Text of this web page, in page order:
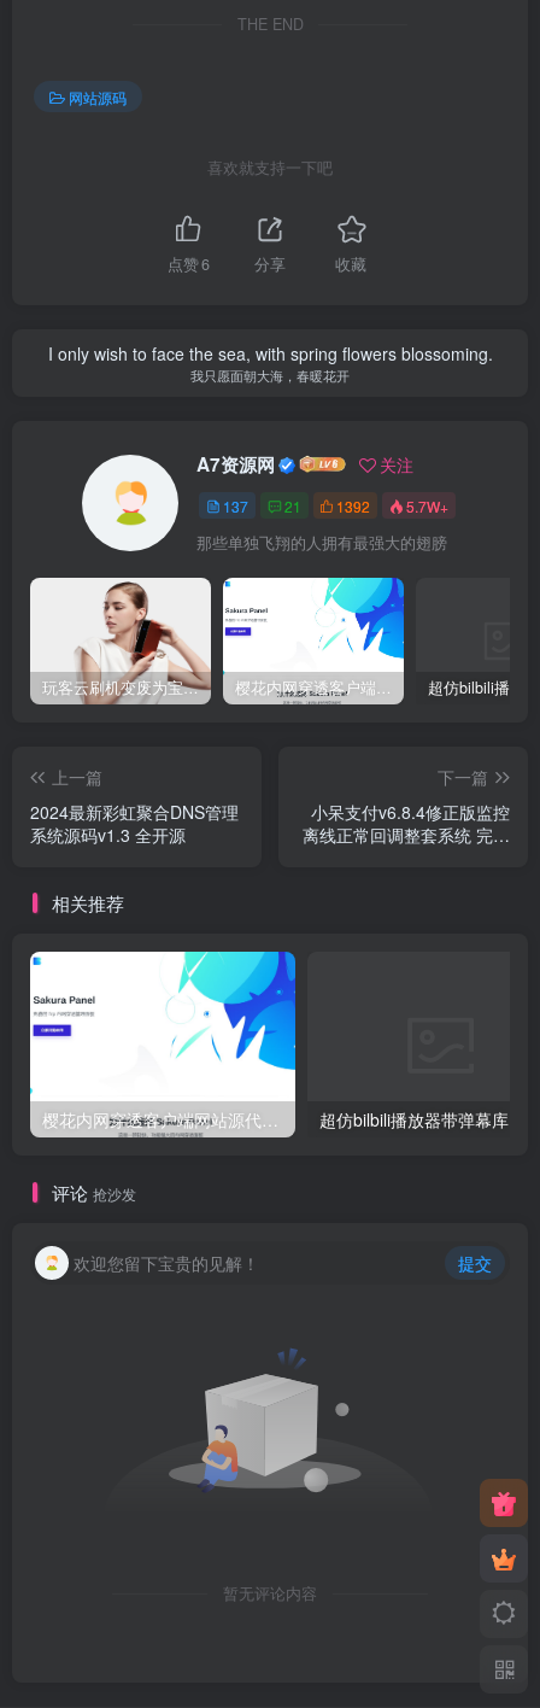
THE END
网站源码
喜欢就支持一下吧
点赞6 分享 收藏
I only wish to face the sea, with spring flowers blossoming.
我只愿面朝大海，春暖花开
A7资源网 关注
137 21 1392 5.7W+
那些单独飞翔的人拥有最强大的翅膀
玩客云刷机变废为宝 刷Armbian系统/安装宝塔5.9/安装博客Typecho/网盘系统Cloudreve/免费内网穿透 详细教程 樱花内网穿透客户端网站源代码，2020 重制版
上一篇
2024最新彩虹聚合DNS管理
系统源码v1.3 全开源
下一篇
小呆支付v6.8.4修正版监控
离线正常回调整套系统 完美
相关推荐
樱花内网穿透客户端网站源代码，2020 重制版
评论 抢沙发
欢迎您留下宝贵的见解！ 提交
暂无评论内容